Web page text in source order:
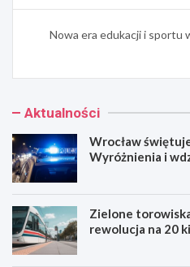
Nowa era edukacji i sportu
Aktualności
Wrocław
Wyróżnienia i
Zielone
rewolucja na 20